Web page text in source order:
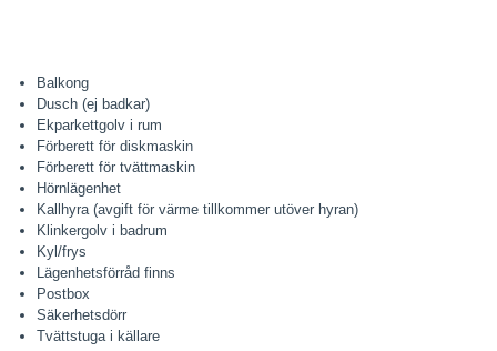
Balkong
Dusch (ej badkar)
Ekparkettgolv i rum
Förberett för diskmaskin
Förberett för tvättmaskin
Hörnlägenhet
Kallhyra (avgift för värme tillkommer utöver hyran)
Klinkergolv i badrum
Kyl/frys
Lägenhetsförråd finns
Postbox
Säkerhetsdörr
Tvättstuga i källare